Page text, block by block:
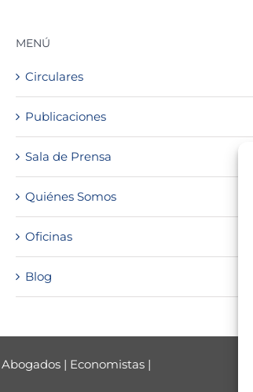
MENÚ
Circulares
Publicaciones
Sala de Prensa
Quiénes Somos
Oficinas
Blog
Abogados| Economistas|